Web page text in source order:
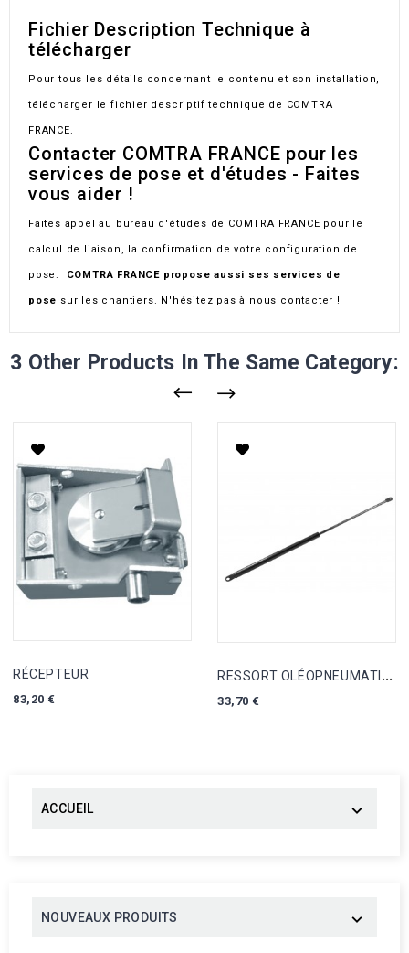
Fichier Description Technique à
télécharger
Pour tous les détails concernant le contenu et son installation,
télécharger le fichier descriptif technique de COMTRA
FRANCE.
Contacter COMTRA FRANCE pour les
services de pose et d'études - Faites
vous aider !
Faites appel au bureau d'études de COMTRA FRANCE pour le
calcul de liaison, la confirmation de votre configuration de
pose. COMTRA FRANCE propose aussi ses services de
pose sur les chantiers. N'hésitez pas à nous contacter !
3 Other Products In The Same Category:
RÉCEPTEUR
Prix
83,20 €
R
ESSORT OLÉOPNEUMATIQUE
Prix
33,70 €
ACCUEIL 
NOUVEAUX PRODUITS 